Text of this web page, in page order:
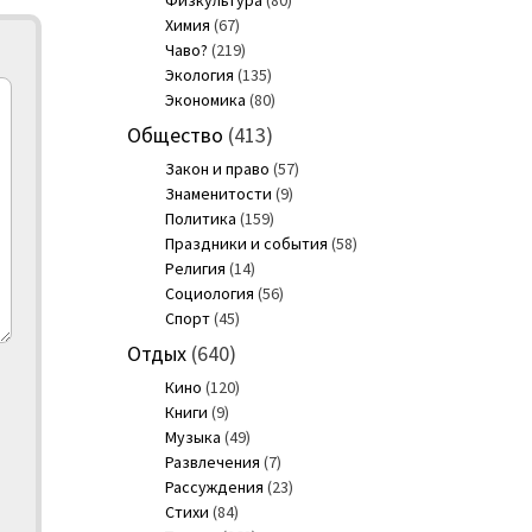
Химия (67)
Чаво? (219)
Экология (135)
Экономика (80)
Общество (413)
Закон и право (57)
Знаменитости (9)
Политика (159)
Праздники и события (58)
Религия (14)
Социология (56)
Спорт(45)
Отдых(640)
Кино (120)
Книги (9)
Музыка (49)
Развлечения (7)
Рассуждения (23)
Стихи (84)